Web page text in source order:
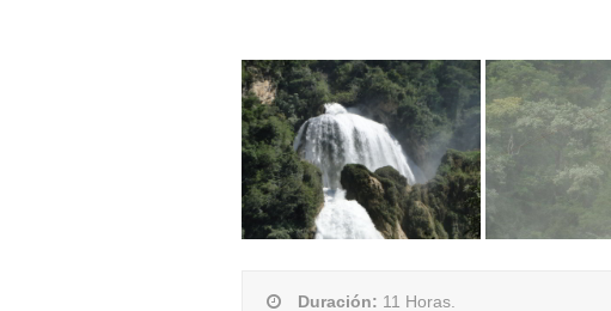
Duración: 11 Horas.